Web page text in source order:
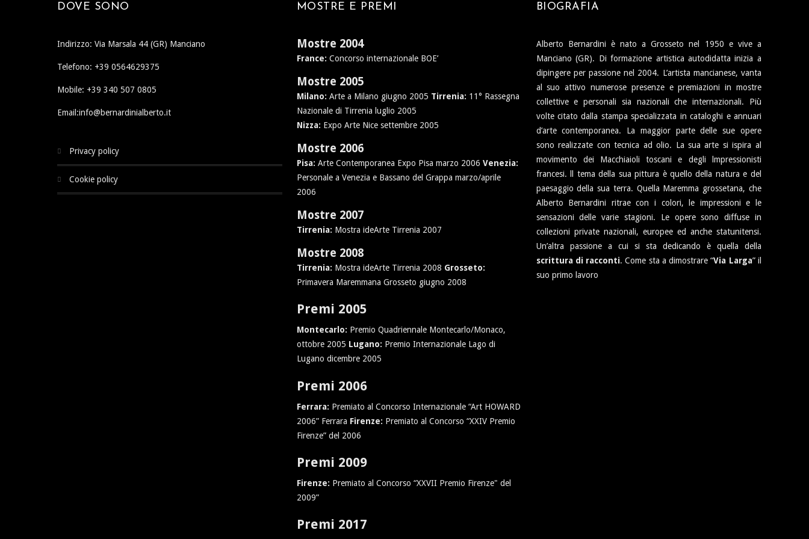
DOVE SONO
Indirizzo: Via Marsala 44 (GR) Manciano
Telefono: +39 0564629375
Mobile: +39 340 507 0805
Email:info@bernardinialberto.it
privacy policy
cookie policy
MOSTRE E PREMI
Mostre 2004
France: Concorso internazionale BOE’
Mostre 2005
Milano: Arte a Milano giugno 2005 Tirrenia: 11° Rassegna
Nazionale di Tirrenia luglio 2005
Nizza: Expo Arte Nice settembre 2005
Mostre 2006
Pisa: Arte Contemporanea Expo Pisa marzo 2006 Venezia:
Personale a Venezia e Bassano del Grappa marzo/aprile
2006
Mostre 2007
Tirrenia: Mostra ideArte Tirrenia 2007
Mostre 2008
Tirrenia: Mostra ideArte Tirrenia 2008 Grosseto:
Primavera Maremmana Grosseto giugno 2008
Premi 2005
Montecarlo: Premio Quadriennale Montecarlo/Monaco,
ottobre 2005 Lugano: Premio Internazionale Lago di
Lugano dicembre 2005
Premi 2006
Ferrara: Premiato al Concorso Internazionale “Art HOWARD
2006” Ferrara Firenze: Premiato al Concorso “XXIV Premio
Firenze” del 2006
Premi 2009
Firenze: Premiato al Concorso “XXVII Premio Firenze" del
2009”
Premi 2017
BIOGRAFIA
Alberto Bernardini è nato a Grosseto nel 1950 e vive a
Manciano (GR). Di formazione artistica autodidatta inizia a
dipingere per passione nel 2004. L’artista mancianese, vanta
al suo attivo numerose presenze e premiazioni in mostre
collettive e personali sia nazionali che internazionali. Più
volte citato dalla stampa specializzata in cataloghi e annuari
d’arte contemporanea. La maggior parte delle sue opere
sono realizzate con tecnica ad olio. La sua arte si ispira al
movimento dei Macchiaioli toscani e degli lmpressionisti
francesi. ll tema della sua pittura è quello della natura e del
paesaggio della sua terra. Quella Maremma grossetana, che
Alberto Bernardini ritrae con i colori, le impressioni e le
sensazioni delle varie stagioni. Le opere sono diffuse in
collezioni private nazionali, europee ed anche statunitensi.
Un’altra passione a cui si sta dedicando è quella della
scrittura di racconti. Come sta a dimostrare “Via Larga” il
suo primo lavoro